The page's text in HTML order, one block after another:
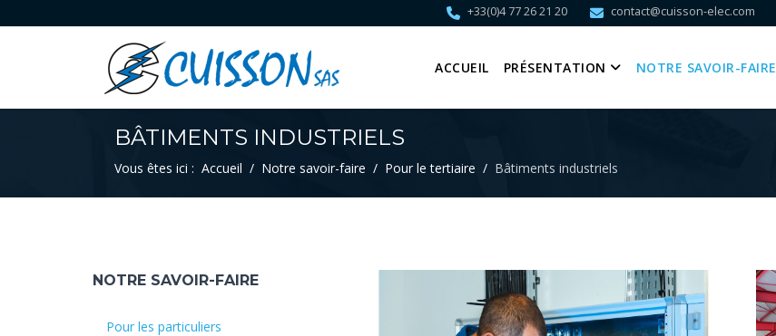
+33(0)4 77 26 21 20 contact@cuisson-elec.com
ACCUEIL PRÉSENTATION NOTRE SAVOIR-FAIRE
BÂTIMENTS INDUSTRIELS
Vous êtes ici : Accueil Notre savoir-faire Pour le tertiaire Bâtiments industriels
NOTRE SAVOIR-FAIRE
Pour les particuliers